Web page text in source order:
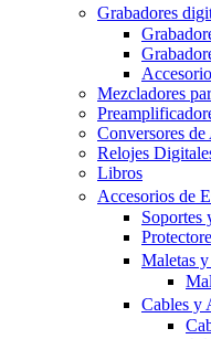
Grabadores
Mezcladores
Conversores
Relojes
Libros
Accesorios de
Soportes
Maletas
Cables y